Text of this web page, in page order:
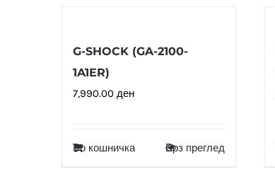
G-SHOCK (GA-2100-
1A1ER)
7,990.00 ден
Во кошничка Брз преглед